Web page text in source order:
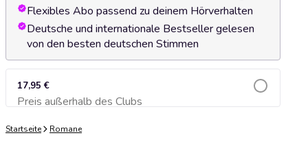
Flexibles Abo passend zu deinem Hörverhalten
Deutsche und internationale Bestseller gelesen
von den besten deutschen Stimmen
17,95 €
Preis außerhalb des ClubsZum Warenkorb hinzufügen
Startseite Romane